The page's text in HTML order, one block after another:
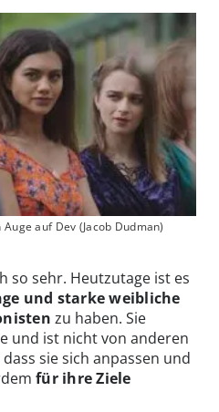
auf Dev (Jacob Dudman)
so sehr. Heutzutage ist es
und starke weibliche
zu haben. Sie
und ist nicht von anderen
sie sich anpassen und
für ihre Ziele